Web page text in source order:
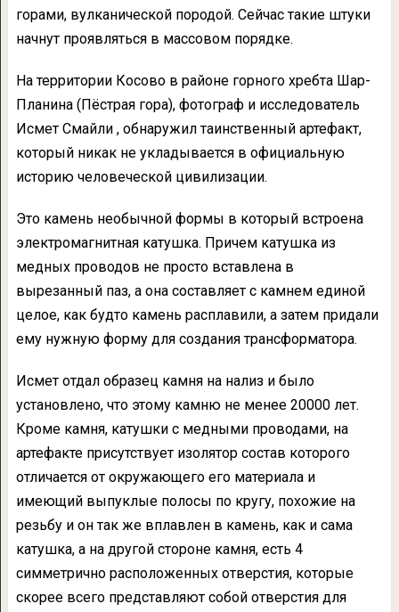
горами, вулканической породой. Сейчас такие штуки
начнут проявляться в массовом порядке.
На территории Косово в районе горного хребта Шар-
Планина (Пёстрая гора), фотограф и исследователь
Исмет Смайли , обнаружил таинственный артефакт,
который никак не укладывается в официальную
историю человеческой цивилизации.
Это камень необычной формы в который встроена
электромагнитная катушка. Причем катушка из
медных проводов не просто вставлена в
вырезанный паз, а она составляет с камнем единой
целое, как будто камень расплавили, а затем придали
ему нужную форму для создания трансформатора.
Исмет отдал образец камня на нализ и было
установлено, что этому камню не менее 20000 лет.
Кроме камня, катушки с медными проводами, на
артефакте присутствует изолятор состав которого
отличается от окружающего его материала и
имеющий выпуклые полосы по кругу, похожие на
резьбу и он так же вплавлен в камень, как и сама
катушка, а на другой стороне камня, есть 4
симметрично расположенных отверстия, которые
скорее всего представляют собой отверстия для